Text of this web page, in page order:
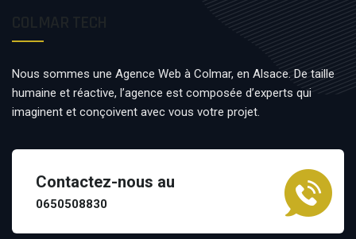
Nous sommes une Agence Web à Colmar, en Alsace. De taille
humaine et réactive, l’agence est composée d’experts qui
imaginent et conçoivent avec vous votre projet.
Contactez-nous au
0650508830